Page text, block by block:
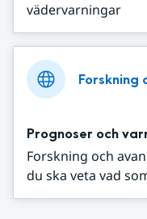
vädervarningar
Forskning
Prognoser och
Forskning och
du ska veta vad